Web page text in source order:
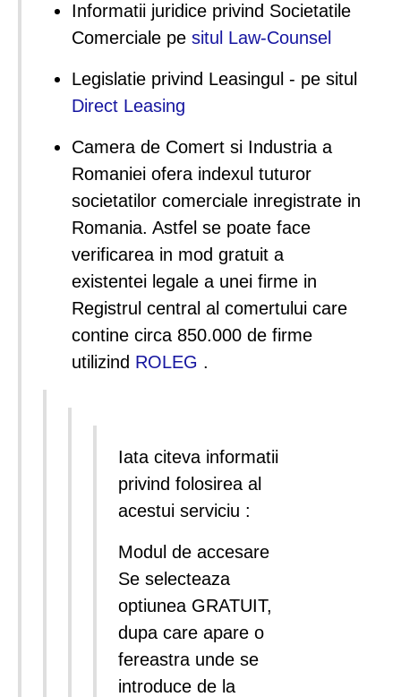
Informatii juridice privind Societatile
Comerciale pe situl Law-Counsel
Legislatie privind Leasingul - pe situl
Direct Leasing
Camera de Comert si Industria a
Romaniei ofera indexul tuturor
societatilor comerciale inregistrate in
Romania. Astfel se poate face
verificarea in mod gratuit a
existentei legale a unei firme in
Registrul central al comertului care
contine circa 850.000 de firme
utilizind ROLEG .
Iata citeva informatii
privind folosirea al
acestui serviciu :
Modul de accesare
Se selecteaza
optiunea GRATUIT,
dupa care apare o
fereastra unde se
introduce de la